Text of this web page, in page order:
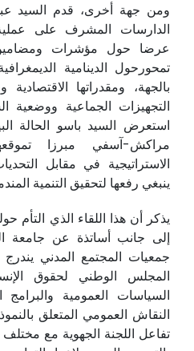
ومن جهة أخرى، قدم السيد
الدارسات المشرف على
عرضا حول مؤشرات
تمحورحول الدينامية
بالجهة، ومقدراتها الاقتصادية
التجهيزات الجماعية ووضعية
استعرض السيد باسو الحالة
مراكش-آسفي مبرزا
الاستراتيجية في مقابل
ينبغي رفعها لتحقيق التنمية
يذكر أن هذا اللقاء الذي التأم
إلى جانب أساتذة عن جامعة
جمعيات المجتمع المدني
المجلس الوطني لحقوق
السياسات العمومية
النقاش العمومي المتعلق
تفاعل اللجنة الجهوية مع مختلف